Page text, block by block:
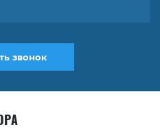
звонок